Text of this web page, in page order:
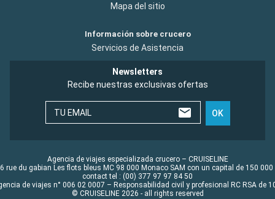
Mapa del sitio
Información sobre crucero
Servicios de Asistencia
Newsletters
Recibe nuestras exclusivas ofertas
TU EMAIL OK
Agencia de viajes especializada crucero – CRUISELINE
rue du gabian Les flots bleus MC 98 000 Monaco SAM con un capital de 150 000
contact tel : (00) 377 97 97 84 50
de viajes n° 006 02 0007 – Responsabilidad civil y profesional RC RSA de
© CRUISELINE 2026 - all rights reserved